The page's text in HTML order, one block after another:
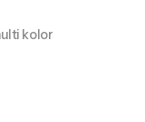
kolor